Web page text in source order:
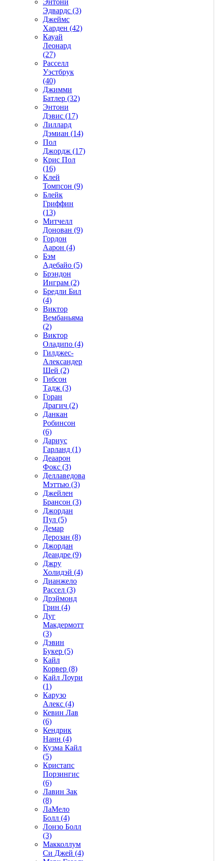
Эдвардс (3)
Джеймс
Харден (42)
Кауай
Леонард
(27)
Расселл
Уэстбрук
(40)
Джимми
Батлер (32)
Энтони
Дэвис (17)
Лиллард
Дэмиан (14)
Пол
Джордж (17)
Крис Пол
(16)
Клей
Томпсон (9)
Блейк
Гриффин
(13)
Митчелл
Донован (9)
Гордон
Аарон (4)
Бэм
Адебайо (5)
Брэндон
Инграм (2)
Бредли Бил
(4)
Виктор
Вембаньяма
(2)
Виктор
Оладипо (4)
Гилджес-
Александер
Шей (2)
Гибсон
Тадж (3)
Горан
Драгич (2)
Данкан
Робинсон
(6)
Дариус
Гарланд (1)
Деаарон
Фокс (3)
Деллаведова
Мэттью (3)
Джейлен
Брансон (3)
Джордан
Пул (5)
Демар
Дерозан (8)
Джордан
Деандре (9)
Джру
Холидэй (4)
Дианжело
Рассел (3)
Дрэймонд
Грин (4)
Дуг
Макдермотт
(3)
Дэвин
Букер (5)
Кайл
Корвер (8)
Кайл Лоури
(1)
Карузо
Алекс (4)
Кевин Лав
(6)
Кендрик
Нанн (4)
Кузма Кайл
(5)
Кристапс
Порзингис
(6)
Лавин Зак
(8)
ЛаМело
Болл (4)
Лонзо Болл
(3)
Макколлум
Си Джей (4)